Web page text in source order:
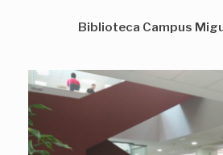
Biblioteca Campus